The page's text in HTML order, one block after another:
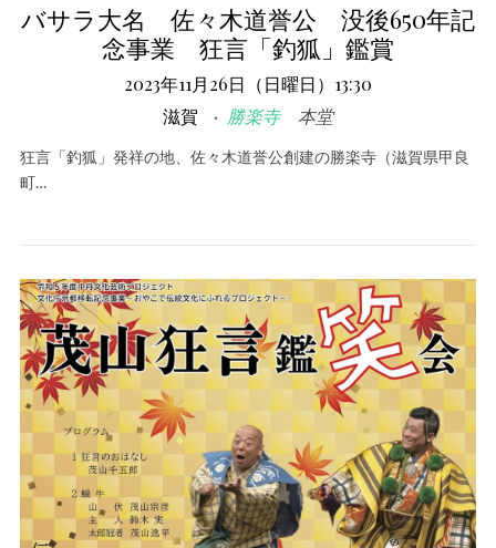
バサラ大名 佐々木道誉公 没後650年記
念事業 狂言「釣狐」鑑賞
2023年11月26日（日曜日）13:30
滋賀
勝楽寺本堂
狂言「釣狐」発祥の地、佐々木道誉公創建の勝楽寺（滋賀県甲良
町…